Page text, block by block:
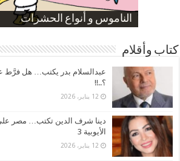
الناموس و أنواع الحشرات
الموظفين بعد ارتفاع الأسعار
ارتفاع نسبة الطلاق في مصر
صورة كاركاتيرية
صورة كاركاتيرية
كتاب وأقلام
عبدالسلام بدر يكتب… هل فرَّط
؟..!!
12 يناير، 2026
دينا شرف الدين تكتب… مصر
الأيوبية 3
12 يناير، 2026